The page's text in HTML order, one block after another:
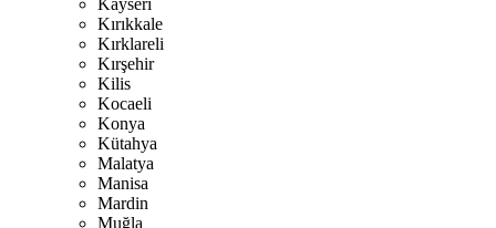
Kayseri
Kırıkkale
Kırklareli
Kırşehir
Kilis
Kocaeli
Konya
Kütahya
Malatya
Manisa
Mardin
Muğla